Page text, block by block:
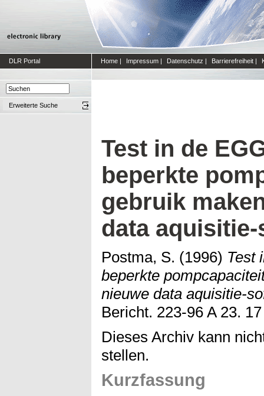
DLR Portal Home | Impressum | Datenschutz | Barrierefreiheit |
Erweiterte Suche
Test in de
beperkte
gebruik
data
Postma, S. (1996) Test
beperkte
nieuwe data aquisitie-
Bericht. 223-96 A 23.
Dieses Archiv kann
stellen.
Kurzfassung